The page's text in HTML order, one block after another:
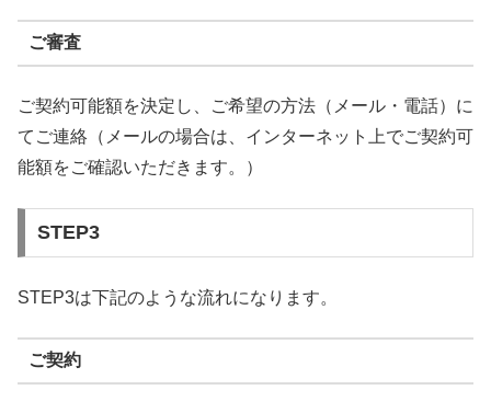
ご審査
ご契約可能額を決定し、ご希望の方法（メール・電話）に
てご連絡（メールの場合は、インターネット上でご契約可
能額をご確認いただきます。）
STEP3
STEP3は下記のような流れになります。
ご契約